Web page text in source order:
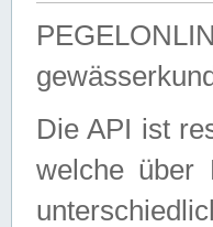
Die API ist
welche über